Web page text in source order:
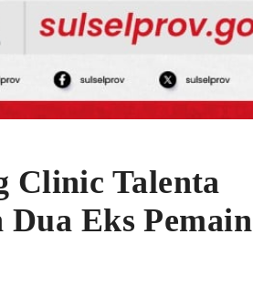
Clinic Talenta
Eks Pemain